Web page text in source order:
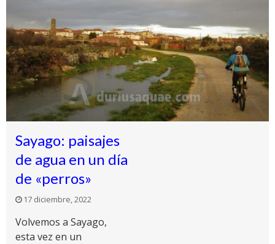
Sayago: paisajes
de agua en un día
de «perros»
17 diciembre, 2022
Volvemos a Sayago,
esta vez en un